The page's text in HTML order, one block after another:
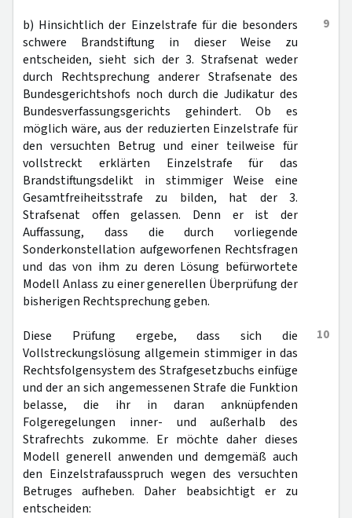
9
b) Hinsichtlich der Einzelstrafe für die besonders
schwere Brandstiftung in dieser Weise zu
entscheiden, sieht sich der 3. Strafsenat weder
durch Rechtsprechung anderer Strafsenate des
Bundesgerichtshofs noch durch die Judikatur des
Bundesverfassungsgerichts gehindert. Ob es
möglich wäre, aus der reduzierten Einzelstrafe für
den versuchten Betrug und einer teilweise für
vollstreckt erklärten Einzelstrafe für das
Brandstiftungsdelikt in stimmiger Weise eine
Gesamtfreiheitsstrafe zu bilden, hat der 3.
Strafsenat offen gelassen. Denn er ist der
Auffassung, dass die durch vorliegende
Sonderkonstellation aufgeworfenen Rechtsfragen
und das von ihm zu deren Lösung befürwortete
Modell Anlass zu einer generellen Überprüfung der
bisherigen Rechtsprechung geben.
10
Diese Prüfung ergebe, dass sich die
Vollstreckungslösung allgemein stimmiger in das
Rechtsfolgensystem des Strafgesetzbuchs einfüge
und der an sich angemessenen Strafe die Funktion
belasse, die ihr in daran anknüpfenden
Folgeregelungen inner- und außerhalb des
Strafrechts zukomme. Er möchte daher dieses
Modell generell anwenden und demgemäß auch
den Einzelstrafausspruch wegen des versuchten
Betruges aufheben. Daher beabsichtigt er zu
entscheiden: